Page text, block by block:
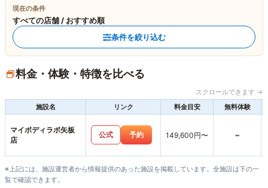
現在の条件
すべての店舗 / おすすめ順
条件を絞り込む
料金・体験・特徴を比べる
スクロールできます →
施設名
リンク 料金目安 無料体験
マイボディラボ矢板
店
公式 予約 149,600円〜 -
※上記には、施設運営者から情報提供のあった施設を掲載しています。全施設は下の一
覧で確認できます。